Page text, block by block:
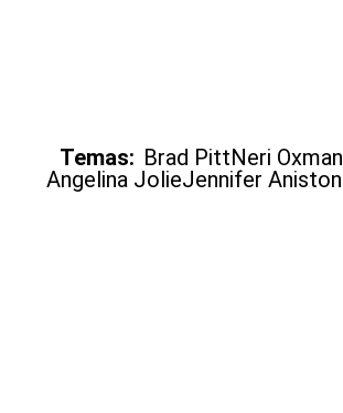
Temas: Brad PittNeri Oxman
Angelina JolieJennifer Aniston